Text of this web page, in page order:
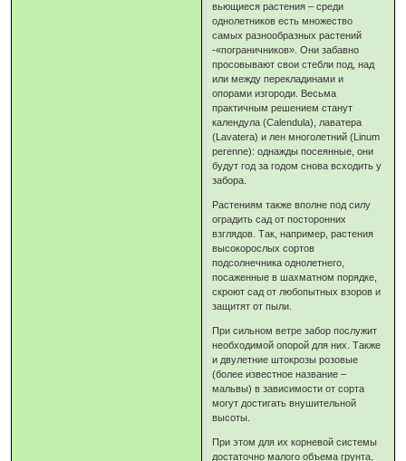
вьющиеся растения – среди
однолетников есть множество
самых разнообразных растений
-«пограничников». Они забавно
просовывают свои стебли под, над
или между перекладинами и
опорами изгороди. Весьма
практичным решением станут
календула (Calendula), лаватера
(Lavatera) и лен многолетний (Linum
perenne): однажды посеянные, они
будут год за годом снова всходить у
забора.
Растениям также вполне под силу
оградить сад от посторонних
взглядов. Так, например, растения
высокорослых сортов
подсолнечника однолетнего,
посаженные в шахматном порядке,
скроют сад от любопытных взоров и
защитят от пыли.
При сильном ветре забор послужит
необходимой опорой для них. Также
и двулетние штокрозы розовые
(более известное название –
мальвы) в зависимости от сорта
могут достигать внушительной
высоты.
При этом для их корневой системы
достаточно малого объема грунта,